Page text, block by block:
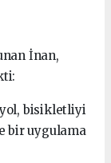
İnan,
bisikletliyi
bir uygulama